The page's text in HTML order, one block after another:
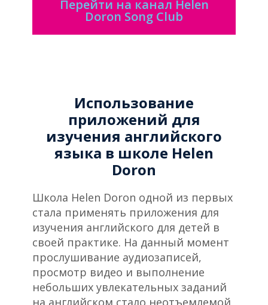
The 4 Seasons | Songs for
2:12
Brush the Teeth | English Songs
The Red Planet | Science Songs
3:29
The Seed Cycle | Science
Map Maker | Science Songs for
1:50
Перейти на канал Helen
Doron Song Club
Использование
приложений для
изучения английского
языка в школе Helen
Doron
Школа Helen Doron одной из первых
стала применять приложения для
изучения английского для детей в
своей практике. На данный момент
прослушивание аудиозаписей,
просмотр видео и выполнение
небольших увлекательных заданий
на английском стало неотъемлемой